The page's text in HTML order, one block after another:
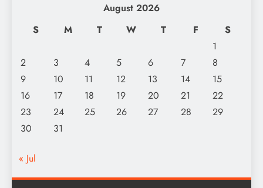
August 2026
S
M T W T F
S
1
2
3 4 5 6 7
8
9
10 11 12 13 14
15
16
17 18 19 20 21
22
23
24 25 26 27 28
29
30
31
« Jul